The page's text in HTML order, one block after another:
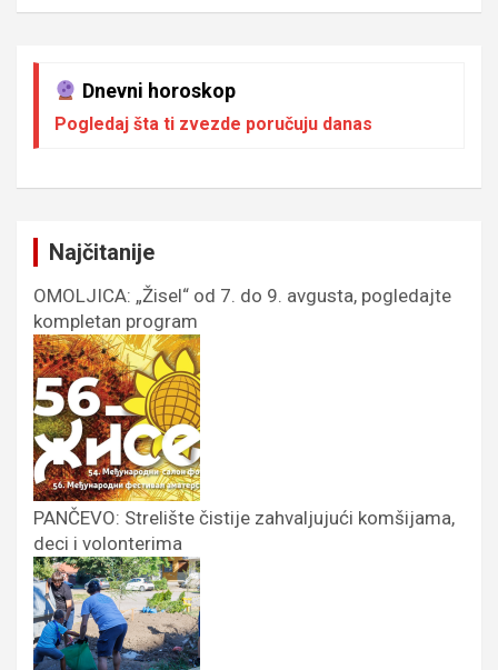
Dnevni horoskop
Pogledaj šta ti zvezde poručuju danas
Najčitanije
OMOLJICA: „Žisel“ od 7. do 9. avgusta, pogledajte
kompletan program
PANČEVO: Strelište čistije zahvaljujući komšijama,
deci i volonterima